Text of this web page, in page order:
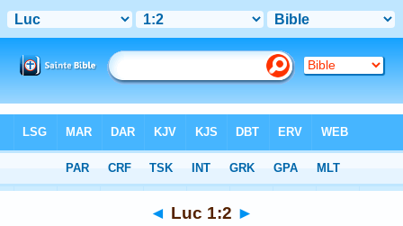
Chapitre 1 > Verset 2
◄ Luc 1:2 ►